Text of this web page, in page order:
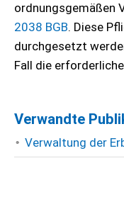
ordnungsgemäßen
2038 BGB. Diese
durchgesetzt
Fall die
Verwandte
Verwaltung der